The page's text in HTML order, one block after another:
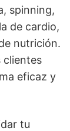
spinning,
de cardio,
nutrición.
clientes
eficaz y
tu